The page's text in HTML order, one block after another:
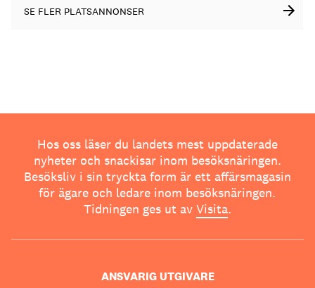
SE FLER PLATSANNONSER
Hos oss läser du landets mest uppdaterade
nyheter och snackisar inom besöksnäringen.
Besöksliv i sin tryckta form är ett affärsmagasin
för ägare och ledare inom besöksnäringen.
Tidningen ges ut av Visita.
ANSVARIG UTGIVARE